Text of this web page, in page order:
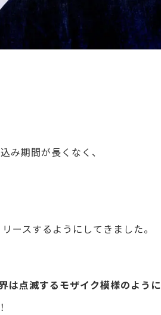
み期間が長くなく、
ースするようにしてきました。
は点滅するモザイク模様のように